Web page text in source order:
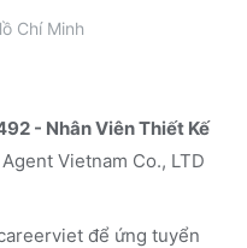
Chí Minh
- Nhân Viên Thiết Kế
Vietnam Co., LTD
để ứng tuyển